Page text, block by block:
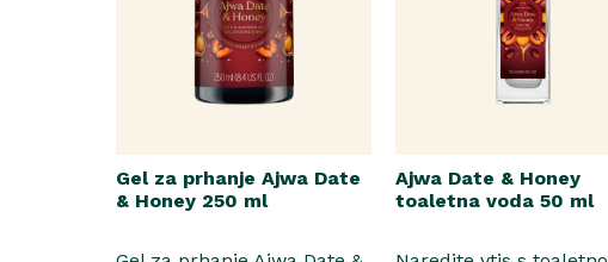
Gel za prhanje Ajwa Date
& Honey 250 ml
Ajwa Date & Honey
toaletna voda 50 ml